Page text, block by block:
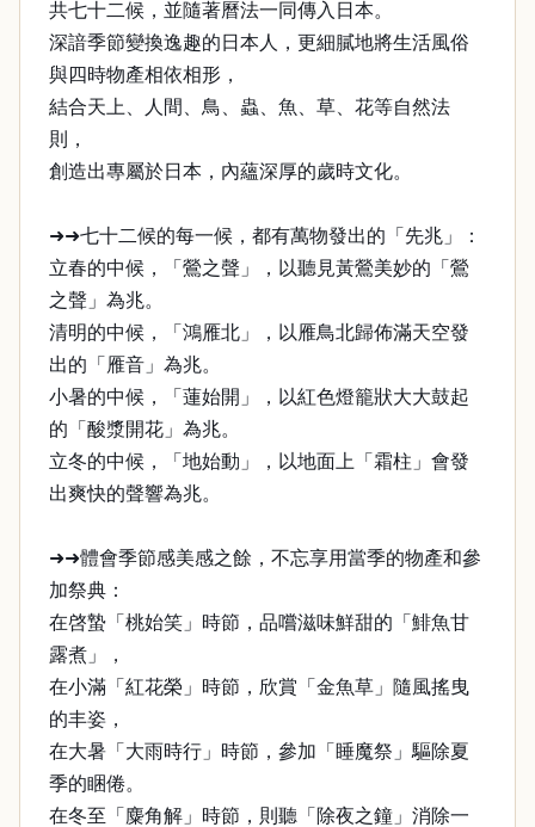
共七十二候，並隨著曆法一同傳入日本。
深諳季節變換逸趣的日本人，更細膩地將生活風俗
與四時物產相依相形，
結合天上、人間、鳥、蟲、魚、草、花等自然法
則，
創造出專屬於日本，內蘊深厚的歲時文化。
➜➜七十二候的每一候，都有萬物發出的「先兆」：
立春的中候，「鶯之聲」，以聽見黃鶯美妙的「鶯
之聲」為兆。
清明的中候，「鴻雁北」，以雁鳥北歸佈滿天空發
出的「雁音」為兆。
小暑的中候，「蓮始開」，以紅色燈籠狀大大鼓起
的「酸漿開花」為兆。
立冬的中候，「地始動」，以地面上「霜柱」會發
出爽快的聲響為兆。
➜➜體會季節感美感之餘，不忘享用當季的物產和參
加祭典：
在啓蟄「桃始笑」時節，品嚐滋味鮮甜的「鯡魚甘
露煮」，
在小滿「紅花榮」時節，欣賞「金魚草」隨風搖曳
的丰姿，
在大暑「大雨時行」時節，參加「睡魔祭」驅除夏
季的睏倦。
在冬至「麋角解」時節，則聽「除夜之鐘」消除一